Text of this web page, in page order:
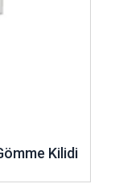
Kilidi